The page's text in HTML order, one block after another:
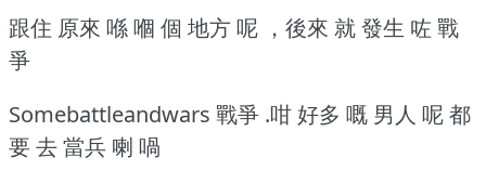
跟住 原來 喺 嗰 個 地方 呢 ，後來 就 發生 咗 戰
爭
Somebattleandwars 戰爭 .咁 好多 嘅 男人 呢 都
要 去 當兵 喇 喎